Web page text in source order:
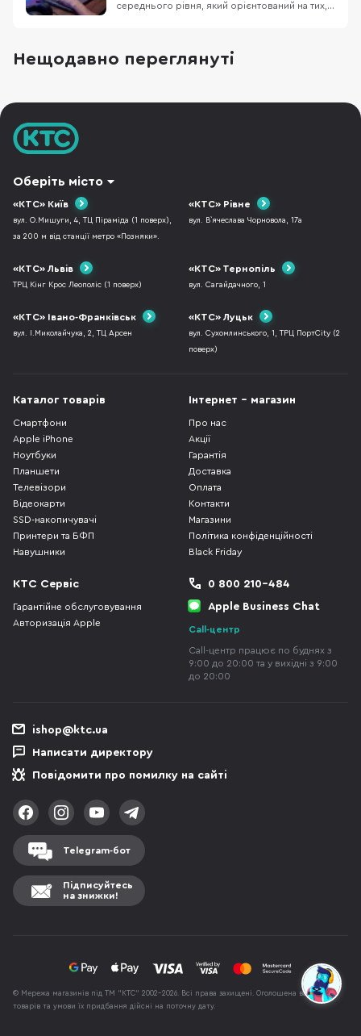
середнього рівня, який орієнтований на тих,
ультрапортативною — вона пропонує
конкретне поєднання компонентів: процесор
Нещодавно переглянуті
Оберіть місто
«КТС» Київ
вул. О.Мишуги, 4, ТЦ Піраміда (1 поверх),
за 200 м від станції метро «Позняки».
«КТС» Рівне
вул. В`ячеслава Чорновола, 17а
«КТС» Львів
ТРЦ Кінг Крос Леополіс (1 поверх)
«КТС» Тернопіль
вул. Сагайдачного, 1
«КТС» Івано-Франківськ
вул. І.Миколайчука, 2, ТЦ Арсен
«КТС» Луцьк
вул. Сухомлинського, 1, ТРЦ ПортCity (2
поверх)
Каталог товарів
Смартфони
Apple iPhone
Ноутбуки
Планшети
Телевізори
Відеокарти
SSD-накопичувачі
Принтери та БФП
Навушники
Інтернет - магазин
Про нас
Акції
Гарантія
Доставка
Оплата
Контакти
Магазини
Політика конфіденційності
Black Friday
КТС Сервіс
Гарантійне обслуговування
Авторизація Apple
0 800 210-484
Apple Business Chat
Call-центр
Call-центр працює по буднях з
9:00 до 20:00 та у вихідні з 9:00
до 20:00
ishop@ktc.ua
Написати директору
Повідомити про помилку на сайті
Telegram-бот
Підписуйтесь
на знижки!
© Мережа магазинів під ТМ "КТС" 2002-2026. Всі права захищені. Оголошена вартість
товарів та умови їх придбання дійсні на поточну дату.